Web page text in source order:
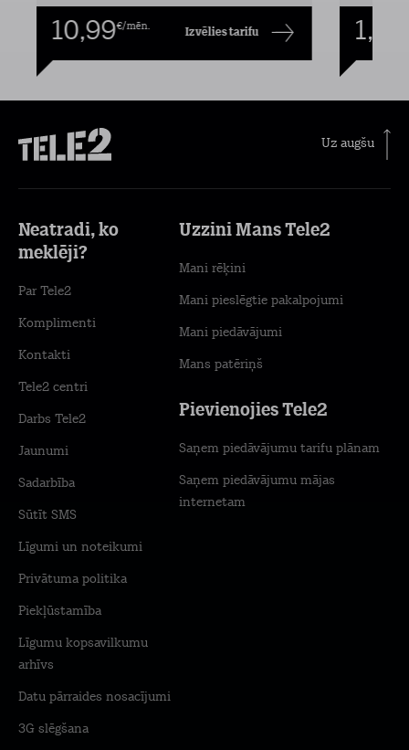
10,99€/mēn. Izvēlies tarifu 1,00
Uz augšu
Neatradi, ko
meklēji?
Par Tele2
Komplimenti
Kontakti
Tele2 centri
Darbs Tele2
Jaunumi
Sadarbība
Sūtīt SMS
Līgumi un noteikumi
Privātuma politika
Piekļūstamība
Līgumu kopsavilkumu
arhīvs
Datu pārraides nosacījumi
3G slēgšana
Uzzini Mans Tele2
Mani rēķini
Mani pieslēgtie pakalpojumi
Mani piedāvājumi
Mans patēriņš
Pievienojies Tele2
Saņem piedāvājumu tarifu plānam
Saņem piedāvājumu mājas
internetam